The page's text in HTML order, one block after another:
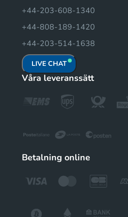
+44-203-608-1340
+44-808-189-1420
+44-203-514-1638
LIVE CHAT
Våra leveranssätt
Betalning online